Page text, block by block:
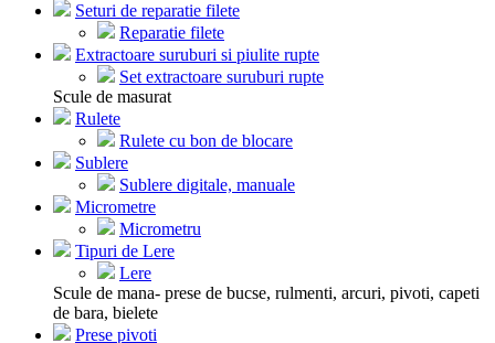
Seturi de reparatie filete
Reparatie filete
Extractoare suruburi si piulite rupte
Set extractoare suruburi rupte
Scule de masurat
Rulete
Rulete cu bon de blocare
Sublere
Sublere digitale, manuale
Micrometre
Micrometru
Tipuri de Lere
Lere
Scule de mana- prese de bucse, rulmenti, arcuri, pivoti, capeti
de bara, bielete
Prese pivoti